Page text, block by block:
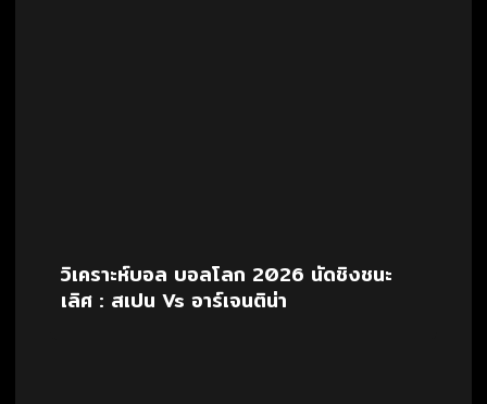
วิเคราะห์บอล บอลโลก 2026 นัดชิงชนะ
เลิศ : สเปน Vs อาร์เจนติน่า